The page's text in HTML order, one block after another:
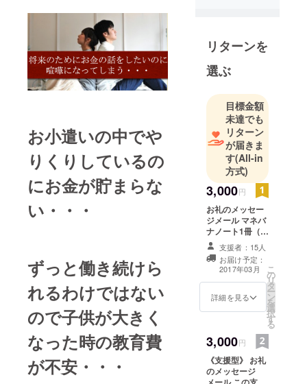
お小遣いの中でや
りくりしているの
にお金が貯まらな
い・・・
ずっと働き続けら
れるわけではない
ので子供が大きく
なった時の教育費
が不安・・・
り、
いい高校、
大学、会社
せな家庭を
持つことに
憧れる。
理想のライ
フプラン通
りに、慶応
義塾大学経
済学部を卒
業後、一部
上場企業に
入社。
入社後、金
持ち父さ
ん、貧乏父
さんを読
けではお金
持ちになれ
ないと知
リターンを
選ぶ
目標金額
未達でも
リターン
が届きま
す(All-in
方式)
3,000円
お礼のメッセー
ジメール マネバ
ナノート1冊（こ
の支援によって
マネバナノート
が１冊新婚夫婦
へプレゼントさ
れます。） マネ
バナ解説動画視
聴権 3/25マネバ
に、随時発送す
る予定です。
支援者：15人
お届け予定：
2017年03月
詳細を見る
こ
の
リ
タ
ー
ン
を
選
択
す
る
3,000円
《支援型》 お礼
のメッセージ